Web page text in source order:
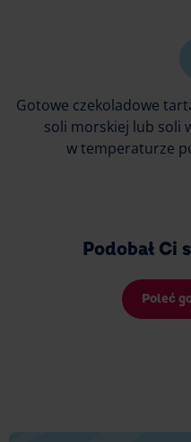
Gotowe czekoladowe
soli morskiej lub soli
w temperaturze
Podobał Ci
Poleć